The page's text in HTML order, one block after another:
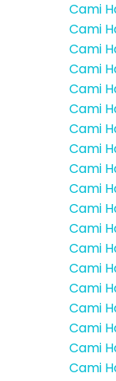
Cami
Cami
Cami
Cami
Cami
Cami
Cami
Cami
Cami
Cami
Cami
Cami
Cami
Cami
Cami
Cami
Cami
Cami
Cami